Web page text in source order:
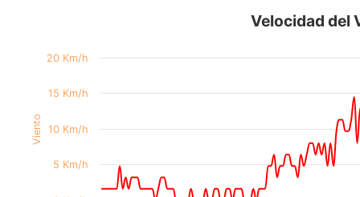
Viento
Velocidad del
5 Km/h
10 Km/h
15 Km/h
20 Km/h